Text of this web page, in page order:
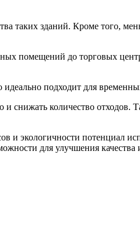
таких зданий. Кроме того,
помещений до торговых
подходит для
и снижать количество
и экологичности потенциал
для улучшения качества